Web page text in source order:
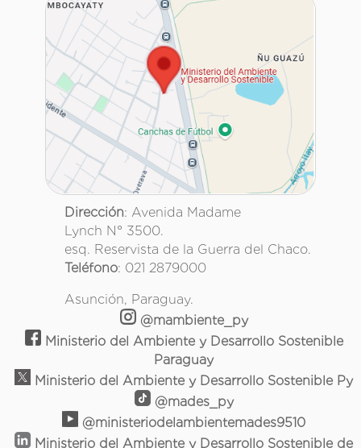
Dirección: Avenida Madame
Lynch N° 3500.
esq. Reservista de la Guerra del Chaco.
Teléfono: 021 2879000
Asunción, Paraguay.
@mambiente_py
Ministerio del Ambiente y Desarrollo Sostenible
Paraguay
Ministerio del Ambiente y Desarrollo Sostenible Py
@mades_py
@ministeriodelambientemades9510
Ministerio del Ambiente y Desarrollo Sostenible de